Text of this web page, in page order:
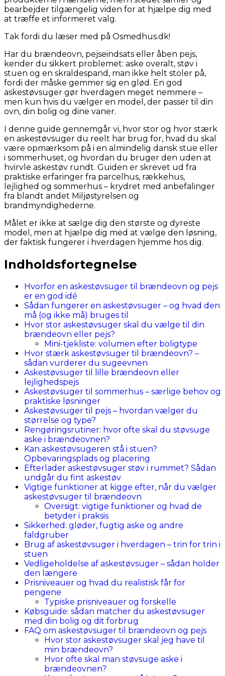
bearbejder tilgængelig viden for at hjælpe dig med
at træffe et informeret valg.
Tak fordi du læser med på Osmedhus.dk!
Har du brændeovn, pejseindsats eller åben pejs,
kender du sikkert problemet: aske overalt, støv i
stuen og en skraldespand, man ikke helt stoler på,
fordi der måske gemmer sig en glød. En god
askestøvsuger gør hverdagen meget nemmere –
men kun hvis du vælger en model, der passer til din
ovn, din bolig og dine vaner.
I denne guide gennemgår vi, hvor stor og hvor stærk
en askestøvsuger du reelt har brug for, hvad du skal
være opmærksom på i en almindelig dansk stue eller
i sommerhuset, og hvordan du bruger den uden at
hvirvle askestøv rundt. Guiden er skrevet ud fra
praktiske erfaringer fra parcelhus, rækkehus,
lejlighed og sommerhus – krydret med anbefalinger
fra blandt andet Miljøstyrelsen og
brandmyndighederne.
Målet er ikke at sælge dig den største og dyreste
model, men at hjælpe dig med at vælge den løsning,
der faktisk fungerer i hverdagen hjemme hos dig.
Indholdsfortegnelse
Hvorfor en askestøvsuger til brændeovn og pejs
er en god idé
Sådan fungerer en askestøvsuger – og hvad den
må (og ikke må) bruges til
Hvor stor askestøvsuger skal du vælge til din
brændeovn eller pejs?
Mini-tjekliste: volumen efter boligtype
Hvor stærk askestøvsuger til brændeovn? –
sådan vurderer du sugeevnen
Askestøvsuger til lille brændeovn eller
lejlighedspejs
Askestøvsuger til sommerhus – særlige behov og
praktiske løsninger
Askestøvsuger til pejs – hvordan vælger du
størrelse og type?
Rengøringsrutiner: hvor ofte skal du støvsuge
aske i brændeovnen?
Kan askestøvsugeren stå i stuen?
Opbevaringsplads og placering
Efterlader askestøvsuger støv i rummet? Sådan
undgår du fint askestøv
Vigtige funktioner at kigge efter, når du vælger
askestøvsuger til brændeovn
Oversigt: vigtige funktioner og hvad de
betyder i praksis
Sikkerhed: gløder, fugtig aske og andre
faldgruber
Brug af askestøvsuger i hverdagen – trin for trin i
stuen
Vedligeholdelse af askestøvsuger – sådan holder
den længere
Prisniveauer og hvad du realistisk får for
pengene
Typiske prisniveauer og forskelle
Købsguide: sådan matcher du askestøvsuger
med din bolig og dit forbrug
FAQ om askestøvsuger til brændeovn og pejs
Hvor stor askestøvsuger skal jeg have til
min brændeovn?
Hvor ofte skal man støvsuge aske i
brændeovnen?